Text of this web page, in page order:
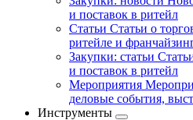
и поставок в ритейл
Статьи Статьи о
ритейле и
Закупки: статьи
и поставок в ритейл
Мероприятия
деловые события,
Инструменты